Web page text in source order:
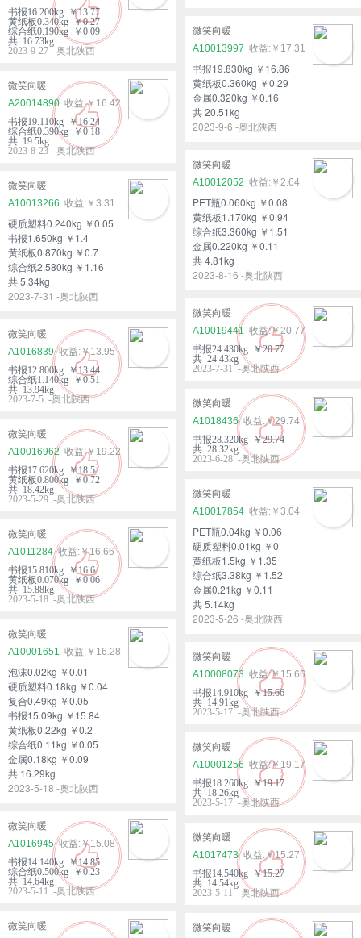
书报16.200kg ￥13.77
黄纸板0.340kg ￥0.27
综合纸0.190kg ￥0.09
共 16.73kg
2023-9-27 -奥北陕西
微笑向暖
A10013997
￥17.31
书报19.830kg ￥16.86
黄纸板0.360kg ￥0.29
金属0.320kg ￥0.16
共 20.51kg
2023-9-6 -奥北陕西
微笑向暖
A20014890
￥16.42
书报19.110kg ￥16.24
综合纸0.390kg ￥0.18
共 19.5kg
2023-8-23 -奥北陕西
微笑向暖
A10012052
￥2.64
PET瓶0.060kg ￥0.08
黄纸板1.170kg ￥0.94
综合纸3.360kg ￥1.51
金属0.220kg ￥0.11
共 4.81kg
2023-8-16 -奥北陕西
微笑向暖
A10013266
￥3.31
硬质塑料0.240kg ￥0.05
书报1.650kg ￥1.4
黄纸板0.870kg ￥0.7
综合纸2.580kg ￥1.16
共 5.34kg
2023-7-31 -奥北陕西
微笑向暖
A10019441
￥20.77
书报24.430kg ￥20.77
共 24.43kg
2023-7-31 -奥北陕西
微笑向暖
A1016839
￥13.95
书报12.800kg ￥13.44
综合纸1.140kg ￥0.51
共 13.94kg
2023-7-5 -奥北陕西
微笑向暖
A1018436
￥29.74
书报28.320kg ￥29.74
共 28.32kg
2023-6-28 -奥北陕西
微笑向暖
A10016962
￥19.22
书报17.620kg ￥18.5
黄纸板0.800kg ￥0.72
共 18.42kg
2023-5-29 -奥北陕西
微笑向暖
A10017854
￥3.04
PET瓶0.04kg ￥0.06
硬质塑料0.01kg ￥0
黄纸板1.5kg ￥1.35
综合纸3.38kg ￥1.52
金属0.21kg ￥0.11
共 5.14kg
2023-5-26 -奥北陕西
微笑向暖
A1011284
￥16.66
书报15.810kg ￥16.6
黄纸板0.070kg ￥0.06
共 15.88kg
2023-5-18 -奥北陕西
微笑向暖
A10001651
￥16.28
泡沫0.02kg ￥0.01
硬质塑料0.18kg ￥0.04
复合0.49kg ￥0.05
书报15.09kg ￥15.84
黄纸板0.22kg ￥0.2
综合纸0.11kg ￥0.05
金属0.18kg ￥0.09
共 16.29kg
2023-5-18 -奥北陕西
微笑向暖
A10008073
￥15.66
书报14.910kg ￥15.66
共 14.91kg
2023-5-17 -奥北陕西
微笑向暖
A10001256
￥19.17
书报18.260kg ￥19.17
共 18.26kg
2023-5-17 -奥北陕西
微笑向暖
A1016945
￥15.08
书报14.140kg ￥14.85
综合纸0.500kg ￥0.23
共 14.64kg
2023-5-11 -奥北陕西
微笑向暖
A1017473
￥15.27
书报14.540kg ￥15.27
共 14.54kg
2023-5-11 -奥北陕西
微笑向暖
微笑向暖